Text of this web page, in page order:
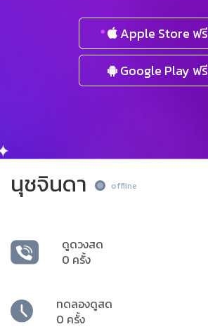
Apple Store ฟรี
Google Play ฟรี
นุชจินดา offline
ดูดวงสด
0 ครั้ง
ทดลองดูสด
0 ครั้ง